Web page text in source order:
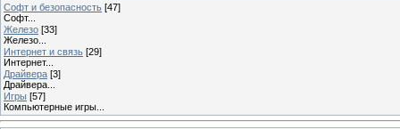
Софт и безопасность [47]
Софт...
Железо [33]
Железо...
Интернет и связь [29]
Интернет...
Драйвера [3]
Драйвера...
Игры [57]
Компьютерные игры...